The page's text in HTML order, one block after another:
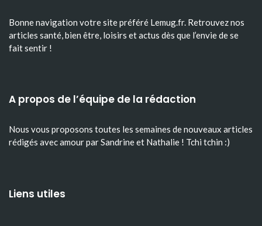
Bonne navigation votre site préféré Lemug.fr. Retrouvez nos
articles santé, bien être, loisirs et actus dès que l’envie de se
fait sentir !
A propos de l’équipe de la rédaction
Nous vous proposons toutes les semaines de nouveaux articles
rédigés avec amour par Sandrine et Nathalie ! Tchi tchin :)
Liens utiles